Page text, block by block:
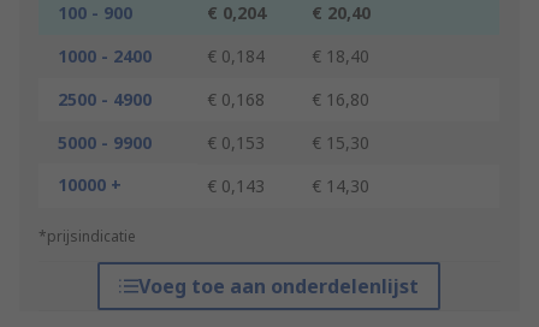
100 - 900 € 0,204
€ 20,40
1000 - 2400
€ 0,184
€ 18,40
2500 - 4900
€ 0,168
€ 16,80
5000 - 9900
€ 0,153
€ 15,30
10000 +
€ 0,143 € 14,30
*prijsindicatie
Voeg toe aan onderdelenlijst